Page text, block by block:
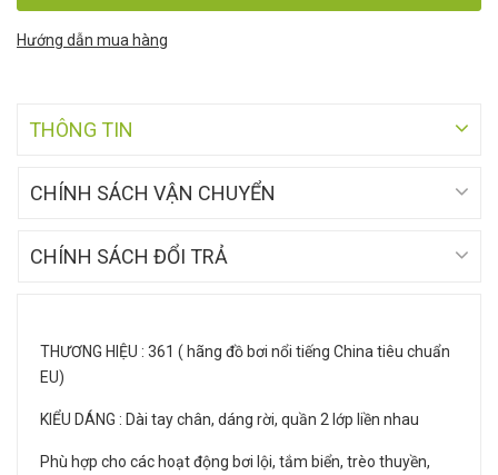
Hướng dẫn mua hàng
THÔNG TIN
CHÍNH SÁCH VẬN CHUYỂN
CHÍNH SÁCH ĐỔI TRẢ
THƯƠNG HIỆU : 361 ( hãng đồ bơi nổi tiếng China tiêu chuẩn
EU)
KIỂU DÁNG : Dài tay chân, dáng rời, quần 2 lớp liền nhau
Phù hợp cho các hoạt động bơi lội, tắm biển, trèo thuyền,